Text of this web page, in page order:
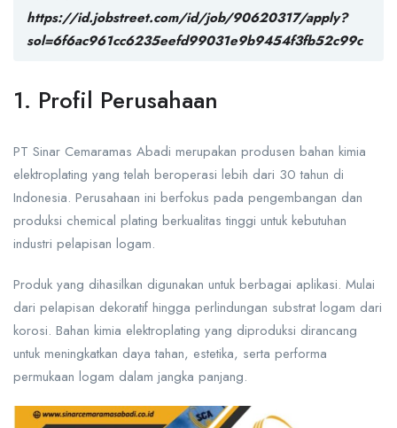
https://id.jobstreet.com/id/job/90620317/apply?
sol=6f6ac961cc6235eefd99031e9b9454f3fb52c99c
1. Profil Perusahaan
PT Sinar Cemaramas Abadi merupakan produsen bahan kimia
elektroplating yang telah beroperasi lebih dari 30 tahun di
Indonesia. Perusahaan ini berfokus pada pengembangan dan
produksi chemical plating berkualitas tinggi untuk kebutuhan
industri pelapisan logam.
Produk yang dihasilkan digunakan untuk berbagai aplikasi. Mulai
dari pelapisan dekoratif hingga perlindungan substrat logam dari
korosi. Bahan kimia elektroplating yang diproduksi dirancang
untuk meningkatkan daya tahan, estetika, serta performa
permukaan logam dalam jangka panjang.